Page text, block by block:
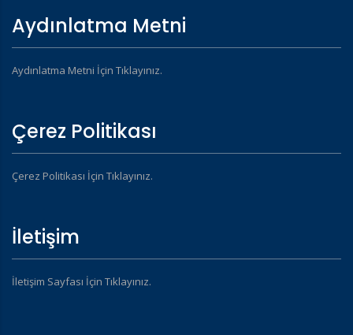
Aydınlatma Metni
Aydınlatma Metni İçin Tıklayınız.
Çerez Politikası
Çerez Politikası İçin Tıklayınız.
İletişim
İletişim Sayfası İçin Tıklayınız.